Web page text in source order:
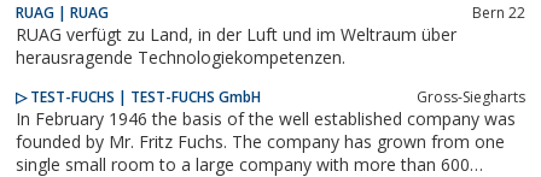
RUAG | RUAG Bern 22
RUAG verfügt zu Land, in der Luft und im Weltraum über
herausragende Technologiekompetenzen.
▷ TEST-FUCHS | TEST-FUCHS GmbH Gross-Siegharts
In February 1946 the basis of the well established company was
founded by Mr. Fritz Fuchs. The company has grown from one
single small room to a large company with more than 600